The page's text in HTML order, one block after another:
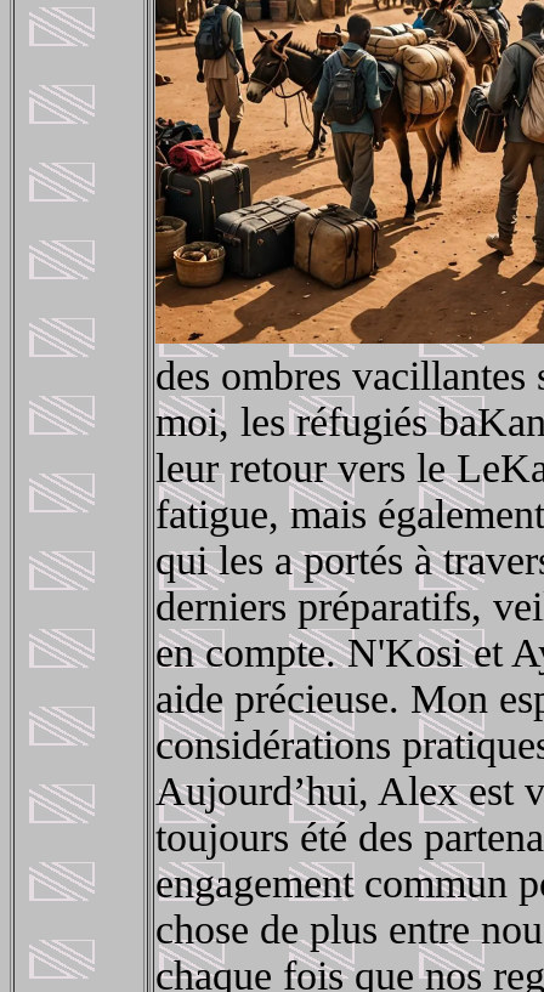
des ombres
moi, les réfugiés
leur retour vers le
fatigue, mais
qui les a portés à
derniers préparatifs,
en compte. N'Kosi et
aide précieuse. Mon
considérations
Aujourd’hui, Alex est
toujours été des
engagement commun
chose de plus entre
chaque fois que nos